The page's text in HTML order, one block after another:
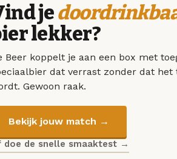
je
lekker?
Beer koppelt je aan een box met
dat verrast zonder dat het
Gewoon raak.
Bekijk jouw match →
doe de snelle smaaktest →